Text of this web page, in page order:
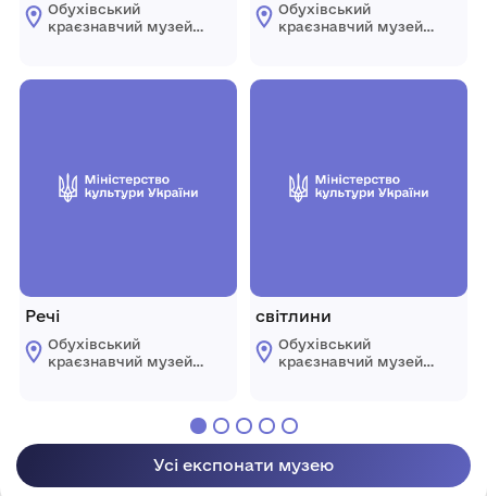
Обухівський
краєзнавчий музей
Обухівської міської
Речі
Обухівський
краєзнавчий музей
області
Обухівський
краєзнавчий музей
Обухівської міської
світлини
Обухівський
краєзнавчий музей
ради Київської
області
Усі експонати музею